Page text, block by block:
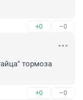
+0 –0
тормоза
+0 –0